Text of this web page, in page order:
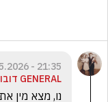
21:35 - 03.05.2026
GENERAL דובוב